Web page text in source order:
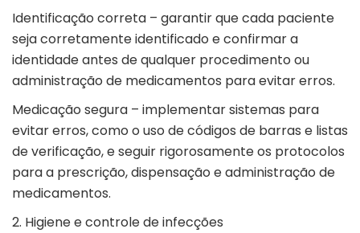
Identificação correta – garantir que cada paciente
seja corretamente identificado e confirmar a
identidade antes de qualquer procedimento ou
administração de medicamentos para evitar erros.
Medicação segura – implementar sistemas para
evitar erros, como o uso de códigos de barras e listas
de verificação, e seguir rigorosamente os protocolos
para a prescrição, dispensação e administração de
medicamentos.
2. Higiene e controle de infecções